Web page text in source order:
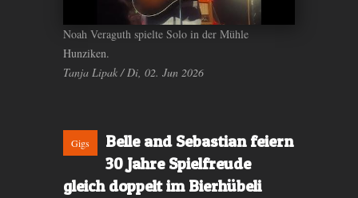
Noah Veraguth spielte Solo in der Mühle
Hunziken.
Tanja Lipak / Di, 02. Jun 2026
Gigs
Belle and Sebastian feiern
30 Jahre Spielfreude
gleich doppelt im Bierhübeli